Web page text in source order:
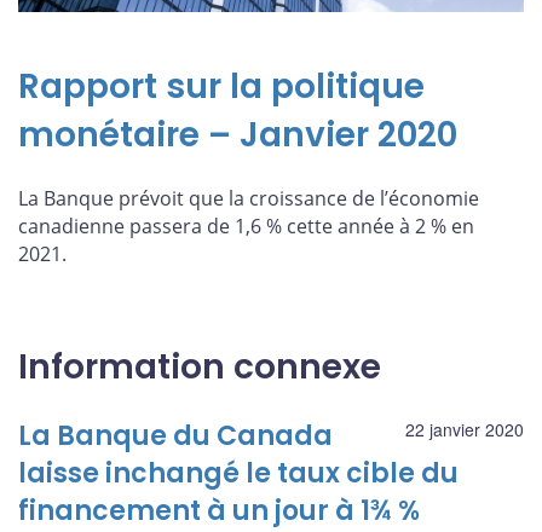
Rapport sur la politique
monétaire – Janvier 2020
La Banque prévoit que la croissance de l’économie
canadienne passera de 1,6 % cette année à 2 % en
2021.
Information connexe
22 janvier 2020
La Banque du Canada
laisse inchangé le taux cible du
financement à un jour à 1¾ %